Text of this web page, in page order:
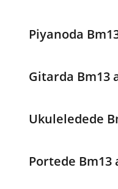
Piyanoda
Gitarda Bm13
Ukuleledede
Portede Bm13